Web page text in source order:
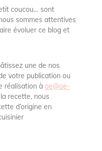
coucou… sont
sommes attentives
évoluer ce blog et
une de nos
votre publication ou
réalisation à oe@oe-
recette, nous
d’origine en